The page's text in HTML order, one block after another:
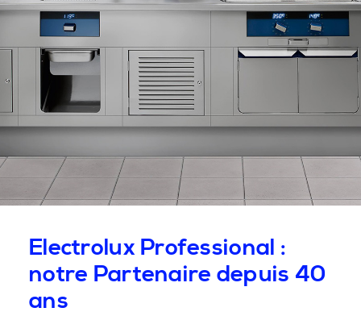
Electrolux Professional :
notre Partenaire depuis 40
ans